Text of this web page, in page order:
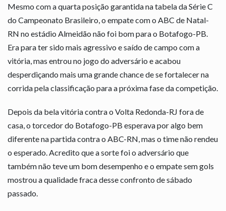
Mesmo com a quarta posição garantida na tabela da Série C
do Campeonato Brasileiro, o empate com o ABC de Natal-
RN no estádio Almeidão não foi bom para o Botafogo-PB.
Era para ter sido mais agressivo e saído de campo com a
vitória, mas entrou no jogo do adversário e acabou
desperdiçando mais uma grande chance de se fortalecer na
corrida pela classificação para a próxima fase da competição.
Depois da bela vitória contra o Volta Redonda-RJ fora de
casa, o torcedor do Botafogo-PB esperava por algo bem
diferente na partida contra o ABC-RN, mas o time não rendeu
o esperado. Acredito que a sorte foi o adversário que
também não teve um bom desempenho e o empate sem gols
mostrou a qualidade fraca desse confronto de sábado
passado.